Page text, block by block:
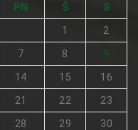
PN Š S
1 2
7 8 9
14 15 16
21 22 23
28 29 30